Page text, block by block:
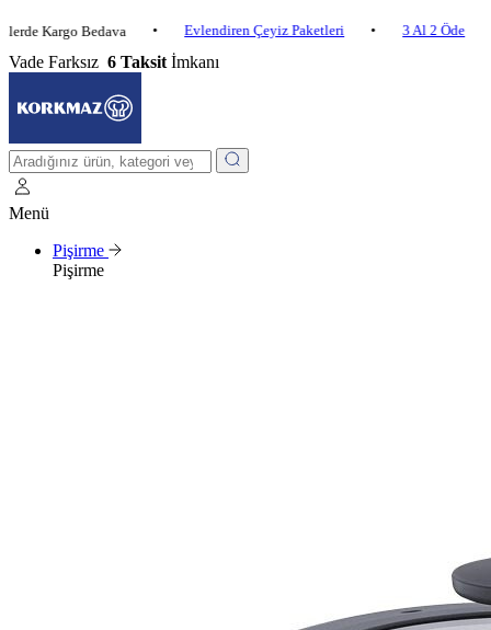
Bedava • Evlendiren Çeyiz Paketleri • 3 Al 2 Öde •
Vade Farksız 6 Taksit İmkanı
Menü
Pişirme
Pişirme